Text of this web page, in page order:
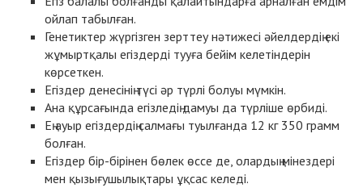
ойлап табылған.
Генетиктер жүргізген зерттеу нәтижесі әйелдердің екі
жұмыртқалы егіздерді тууға бейім келетіндерін
көрсеткен.
Егіздер денесінің түсі әр түрлі болуы мүмкін.
Ана құрсағында егізледің дамуы да түрліше өрбиді.
Ең ауыр егіздердің салмағы туылғанда 12 кг 350 грамм
болған.
Егіздер бір-бірінен бөлек өссе де, олардың мінездері
мен қызығушылықтары ұқсас келеді.